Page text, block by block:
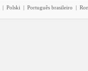
| Polski | Português brasileiro |